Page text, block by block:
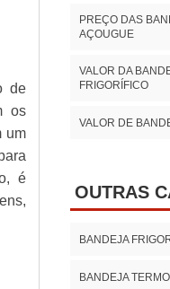
de
os
um
é
PREÇO DAS
AÇOUGUE
VALOR DA
FRIGORÍFICO
VALOR DE
OUTRAS
BANDEJA
BANDEJA